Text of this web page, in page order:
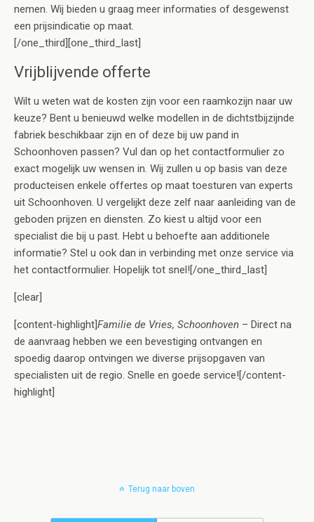
nemen. Wij bieden u graag meer informaties of desgewenst
een prijsindicatie op maat.
[/one_third][one_third_last]
Vrijblijvende offerte
Wilt u weten wat de kosten zijn voor een raamkozijn naar uw
keuze? Bent u benieuwd welke modellen in de dichtstbijzijnde
fabriek beschikbaar zijn en of deze bij uw pand in
Schoonhoven passen? Vul dan op het contactformulier zo
exact mogelijk uw wensen in. Wij zullen u op basis van deze
producteisen enkele offertes op maat toesturen van experts
uit Schoonhoven. U vergelijkt deze zelf naar aanleiding van de
geboden prijzen en diensten. Zo kiest u altijd voor een
specialist die bij u past. Hebt u behoefte aan additionele
informatie? Stel u ook dan in verbinding met onze service via
het contactformulier. Hopelijk tot snel![/one_third_last]
[clear]
[content-highlight]Familie de Vries, Schoonhoven – Direct na
de aanvraag hebben we een bevestiging ontvangen en
spoedig daarop ontvingen we diverse prijsopgaven van
specialisten uit de regio. Snelle en goede service![/content-
highlight]
Terug naar boven